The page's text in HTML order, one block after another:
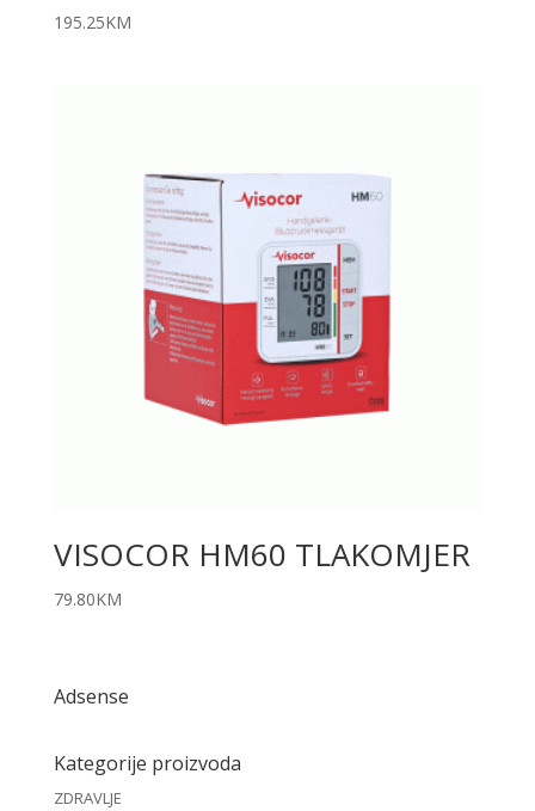
195.25KM
VISOCOR HM60 TLAKOMJER
79.80KM
Adsense
Kategorije proizvoda
ZDRAVLJE